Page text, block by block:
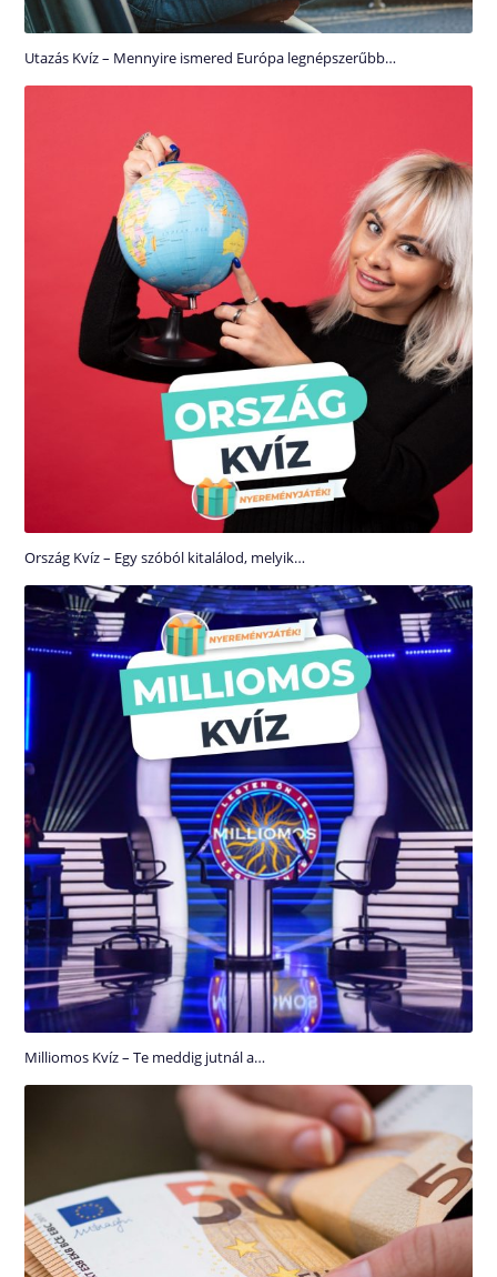
Utazás Kvíz – Mennyire ismered Európa legnépszerűbb…
Ország Kvíz – Egy szóból kitalálod, melyik…
Milliomos Kvíz – Te meddig jutnál a…